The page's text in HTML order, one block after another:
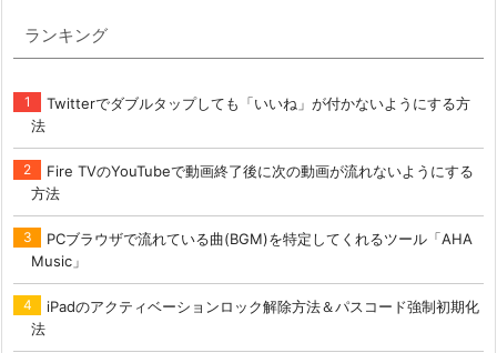
ランキング
Twitterでダブルタップしても「いいね」が付かないようにする方
法
Fire TVのYouTubeで動画終了後に次の動画が流れないようにする
方法
PCブラウザで流れている曲(BGM)を特定してくれるツール「AHA
Music」
iPadのアクティベーションロック解除方法＆パスコード強制初期化
法